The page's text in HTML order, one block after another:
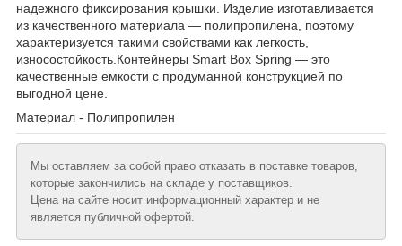
надежного фиксирования крышки. Изделие изготавливается
из качественного материала — полипропилена, поэтому
характеризуется такими свойствами как легкость,
износостойкость.Контейнеры Smart Box Spring — это
качественные емкости с продуманной конструкцией по
выгодной цене.
Материал - Полипропилен
Мы оставляем за собой право отказать в поставке товаров,
которые закончились на складе у поставщиков.
Цена на сайте носит информационный характер и не
является публичной офертой.